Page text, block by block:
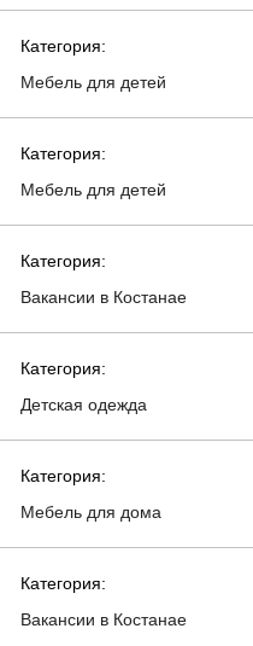
Категория:
Мебель для детей
Категория:
Мебель для детей
Категория:
Вакансии в Костанае
Категория:
Детская одежда
Категория:
Мебель для дома
Категория:
Вакансии в Костанае